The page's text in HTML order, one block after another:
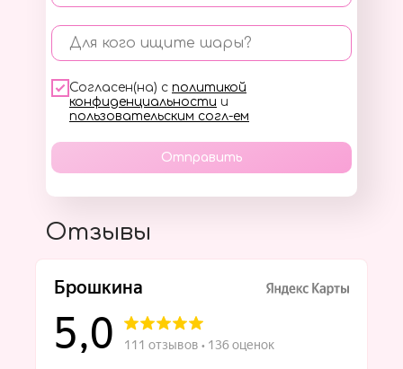
Для кого ищите шары?
Согласен(на) с политикой
конфиденциальности и
пользовательским согл-ем
Отправить
Отзывы